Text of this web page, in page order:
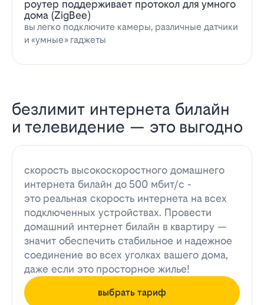
роутер поддерживает протокол для умного
дома (ZigBee)
вы легко подключите камеры, различные датчики
и «умные» гаджеты
безлимит интернета билайн
и телевидение — это выгодно
скорость высокоскоростного домашнего
интернета билайн до 500 мбит/с -
это реальная скорость интернета на всех
подключенных устройствах. Провести
домашний интернет билайн в квартиру —
значит обеспечить стабильное и надежное
соединение во всех уголках вашего дома,
даже если это просторное жилье!
выбрать тариф